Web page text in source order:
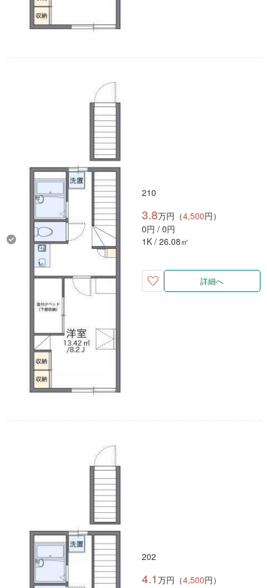
210
3.8万円（4,500円）
0円 / 0円
1K / 26.08㎡
詳細へ
202
4.1 万円（4,500円）